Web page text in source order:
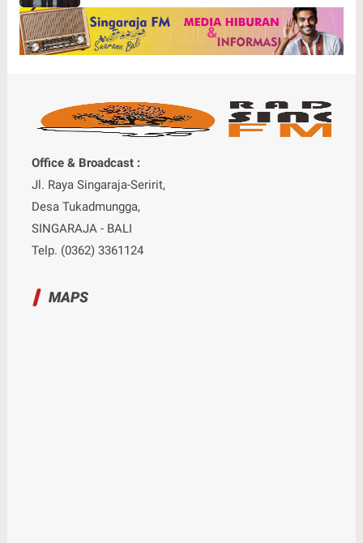
Office & Broadcast :
Jl. Raya Singaraja-Seririt,
Desa Tukadmungga,
SINGARAJA - BALI
Telp. (0362) 3361124
MAPS